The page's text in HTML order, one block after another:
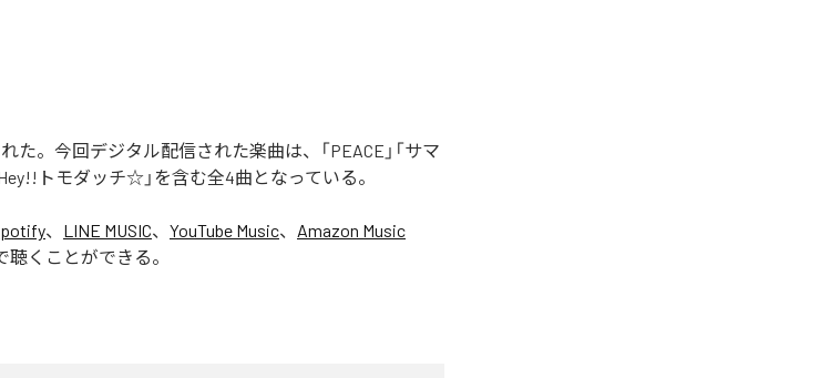
た。今回デジタル配信された楽曲は、「PEACE」「サマ
トモダッチ☆」を含む全4曲となっている。
、 LINE MUSIC、 YouTube Music、 Amazon Music
くことができる。